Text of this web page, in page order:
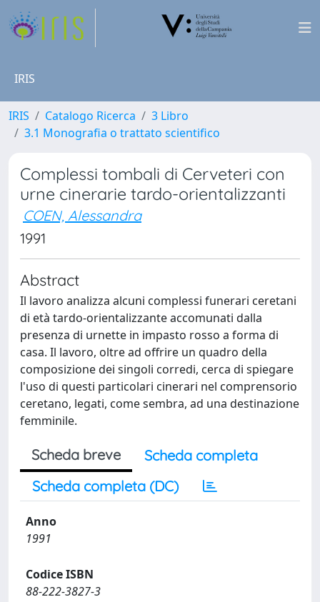
IRIS
IRIS Catalogo Ricerca
3 Libro
3.1 Monografia o trattato scientifico
Complessi tombali di Cerveteri con
urne cinerarie tardo-orientalizzanti
COEN, Alessandra
1991
Abstract
Il lavoro analizza alcuni complessi funerari ceretani
di età tardo-orientalizzante accomunati dalla
presenza di urnette in impasto rosso a forma di
casa. Il lavoro, oltre ad offrire un quadro della
composizione dei singoli corredi, cerca di spiegare
l'uso di questi particolari cinerari nel comprensorio
ceretano, legati, come sembra, ad una destinazione
femminile.
Scheda breve
Scheda completa
Scheda completa (DC)
Anno
1991
Codice ISBN
88-222-3827-3